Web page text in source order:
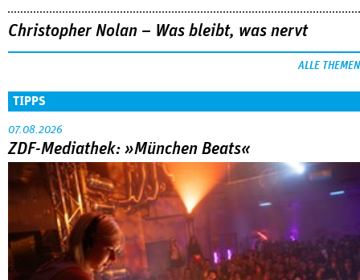
Christopher Nolan – Was bleibt, was nervt
ALLE THEMEN
TIPPS
07.08.2026
ZDF-Mediathek: »München Beats«